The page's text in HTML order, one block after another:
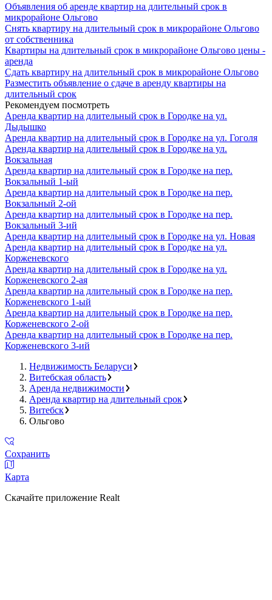
Объявления об аренде квартир на длительный срок в
микрорайоне Ольгово
Снять квартиру на длительный срок в микрорайоне Ольгово
от собственника
Квартиры на длительный срок в микрорайоне Ольгово цены -
аренда
Сдать квартиру на длительный срок в микрорайоне Ольгово
Разместить объявление о сдаче в аренду квартиры на
длительный срок
Рекомендуем посмотреть
Аренда квартир на длительный срок в Городке на ул.
Дыдышко
Аренда квартир на длительный срок в Городке на ул. Гоголя
Аренда квартир на длительный срок в Городке на ул.
Вокзальная
Аренда квартир на длительный срок в Городке на пер.
Вокзальный 1-ый
Аренда квартир на длительный срок в Городке на пер.
Вокзальный 2-ой
Аренда квартир на длительный срок в Городке на пер.
Вокзальный 3-ий
Аренда квартир на длительный срок в Городке на ул. Новая
Аренда квартир на длительный срок в Городке на ул.
Корженевского
Аренда квартир на длительный срок в Городке на ул.
Корженевского 2-ая
Аренда квартир на длительный срок в Городке на пер.
Корженевского 1-ый
Аренда квартир на длительный срок в Городке на пер.
Корженевского 2-ой
Аренда квартир на длительный срок в Городке на пер.
Корженевского 3-ий
Недвижимость Беларуси
Витебская область
Аренда недвижимости
Аренда квартир на длительный срок
Витебск
Ольгово
Сохранить
Карта
Скачайте приложение Realt